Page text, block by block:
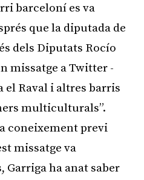
barceloní es va
que la diputada de
dels Diputats Rocío
missatge a Twitter -
el Raval i altres barris
multiculturals”.
coneixement previ
missatge va
Garriga ha anat saber